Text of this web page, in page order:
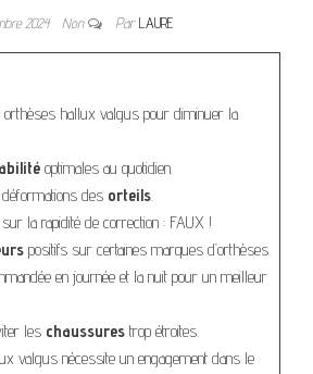
2024 Non ParLAURE
orthèses hallux valgus pour diminuer la
optimales au quotidien.
des orteils.
sur la rapidité de correction : FAUX !
positifs sur certaines marques d’orthèses.
en journée et la nuit pour un meilleur
les chaussures trop étroites.
valgus nécessite un engagement dans le